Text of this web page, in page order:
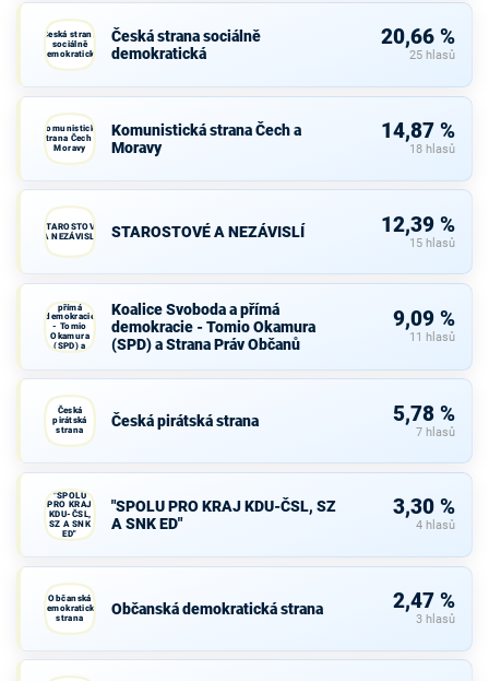
Česká strana
sociálně
demokratická
Česká strana sociálně
demokratická
20,66 %
25 hlasů
Komunistická
strana Čech a
Moravy
Komunistická strana Čech a
Moravy
14,87 %
18 hlasů
STAROSTOVÉ
A NEZÁVISLÍ
STAROSTOVÉ A NEZÁVISLÍ 12,39 %
15 hlasů
Koalice
přímá
demokracie
- Tomio
Okamura
(SPD) a
Strana Práv
Koalice Svoboda a přímá
demokracie - Tomio Okamura
(SPD) a Strana Práv Občanů
9,09 %
11 hlasů
Česká
pirátská
strana
Česká pirátská strana 5,78 %
7 hlasů
"SPOLU
PRO KRAJ
KDU-ČSL,
SZ A SNK
ED"
"SPOLU PRO KRAJ KDU-ČSL, SZ
A SNK ED"
3,30 %
4 hlasů
Občanská
demokratická
strana
Občanská demokratická strana 2,47 %
3 hlasů